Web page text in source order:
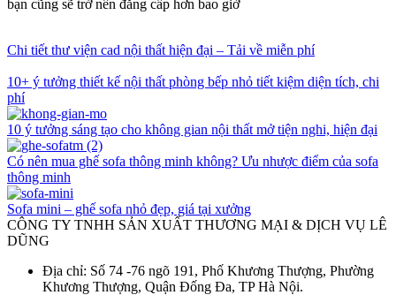
bạn cũng sẽ trở nên đẳng cấp hơn bao giờ
Chi tiết thư viện cad nội thất hiện đại – Tải về miễn phí
10+ ý tưởng thiết kế nội thất phòng bếp nhỏ tiết kiệm diện tích, chi
phí
10 ý tưởng sáng tạo cho không gian nội thất mở tiện nghi, hiện đại
Có nên mua ghế sofa thông minh không? Ưu nhược điểm của sofa
thông minh
Sofa mini – ghế sofa nhỏ đẹp, giá tại xưởng
CÔNG TY TNHH SẢN XUẤT THƯƠNG MẠI & DỊCH VỤ LÊ
DŨNG
Địa chỉ: Số 74 -76 ngõ 191, Phố Khương Thượng, Phường
Khương Thượng, Quận Đống Đa, TP Hà Nội.